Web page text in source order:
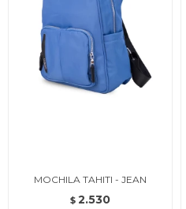
MOCHILA TAHITI - JEAN
$ 2.530